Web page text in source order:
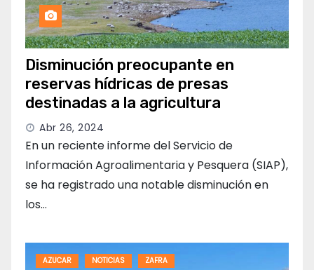
Disminución preocupante en
reservas hídricas de presas
destinadas a la agricultura
Abr 26, 2024
En un reciente informe del Servicio de
Información Agroalimentaria y Pesquera (SIAP),
se ha registrado una notable disminución en
los…
AZUCAR NOTICIAS ZAFRA